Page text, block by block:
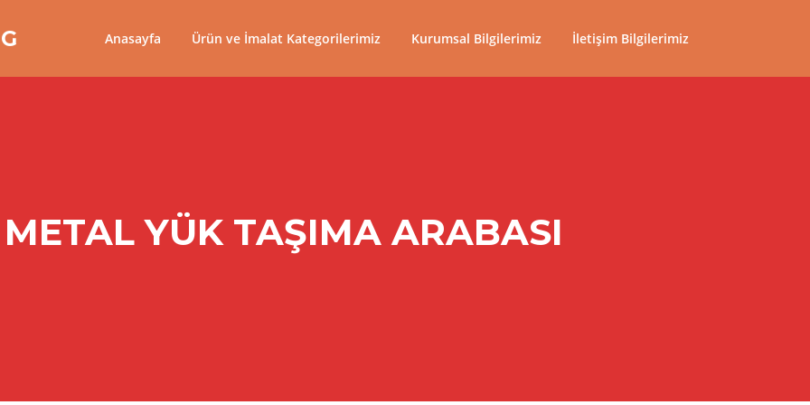
Anasayfa Ürün ve İmalat Kategorilerimiz Kurumsal Bilgilerimiz İletişim Bilgilerimiz
YÜK TAŞIMA ARABASI